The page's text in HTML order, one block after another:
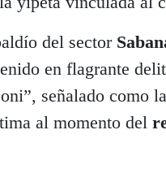
del sector
en flagrante
señalado como
al momento del